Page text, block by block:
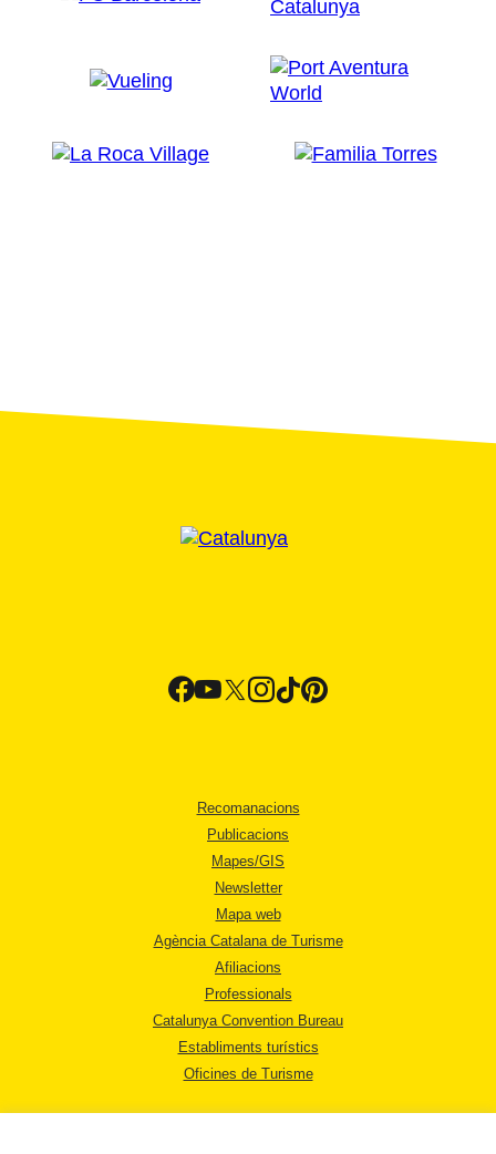
Recomanacions
Publicacions
Mapes/GIS
Newsletter
Mapa web
Agència Catalana de Turisme
Afiliacions
Professionals
Catalunya Convention Bureau
Establiments turístics
Oficines de Turisme